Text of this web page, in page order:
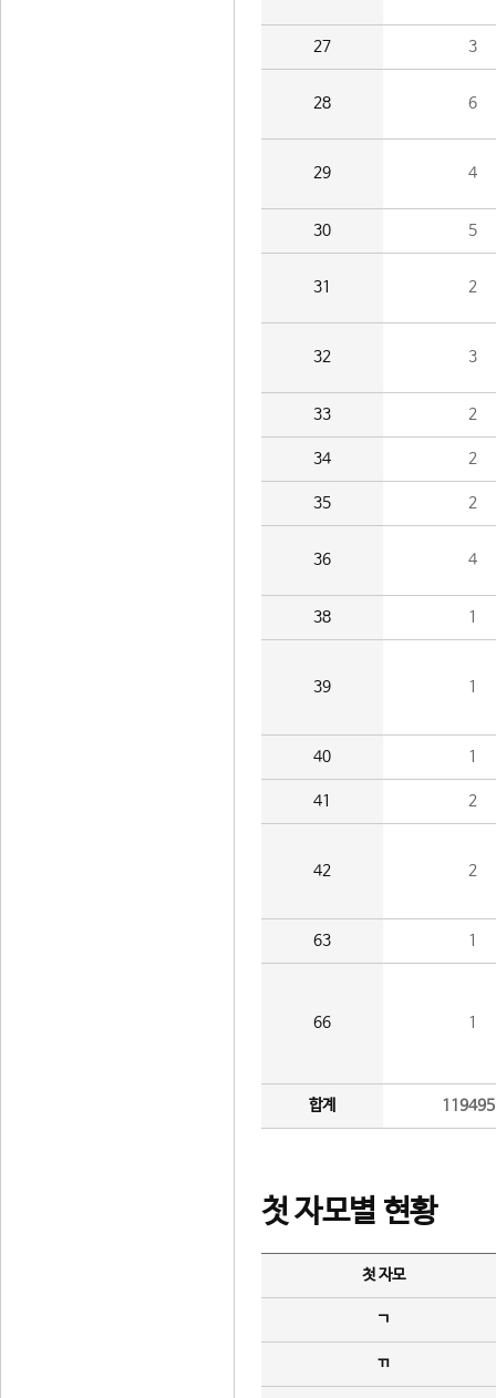
27 3
28 6
29 4
30 5
31 2
32 3
33 2
34 2
35 2
36 4
38 1
39 1
40 1
41 2
42 2
63 1
66 1
합계
첫 자모별 현황
첫 자모
ㄱ
ㄲ